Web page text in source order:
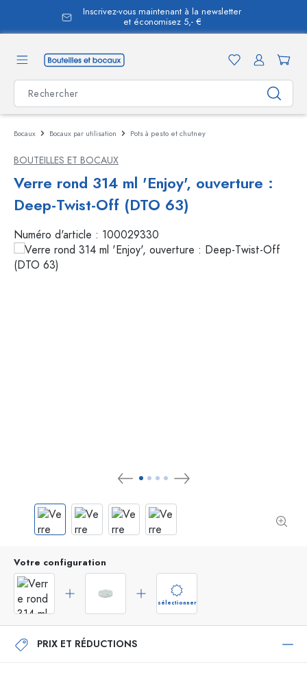
principal
Inscrivez-vous maintenant à la newsletter
et économisez 5,- €
Bocaux Bocaux par utilisation Pots à pesto et chutney
BOUTEILLES ET BOCAUX
Verre rond 314 ml 'Enjoy', ouverture :
Deep-Twist-Off (DTO 63)
Numéro d'article : 100029330
Votre configuration
sélectionner
PRIX ET RÉDUCTIONS